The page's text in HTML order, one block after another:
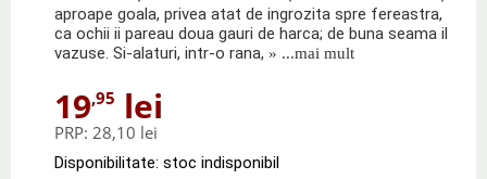
aproape goala, privea atat de ingrozita spre fereastra,
ca ochii ii pareau doua gauri de harca; de buna seama il
vazuse. Si-alaturi, intr-o rana, » ...mai mult
19,95 lei
PRP: 28,10 lei
Disponibilitate: stoc indisponibil